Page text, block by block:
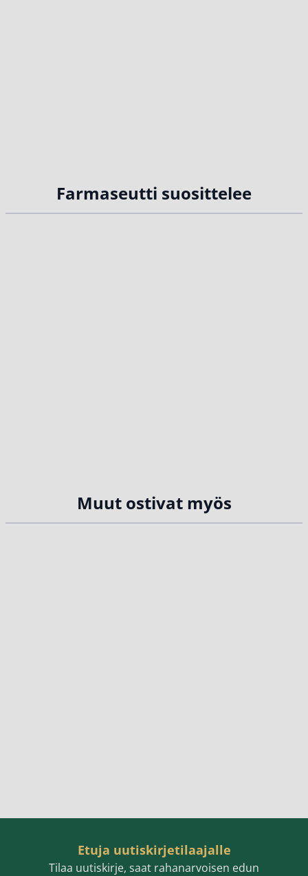
Farmaseutti suosittelee
Muut ostivat myös
Etuja uutiskirjetilaajalle
Tilaa uutiskirje, saat rahanarvoisen edun